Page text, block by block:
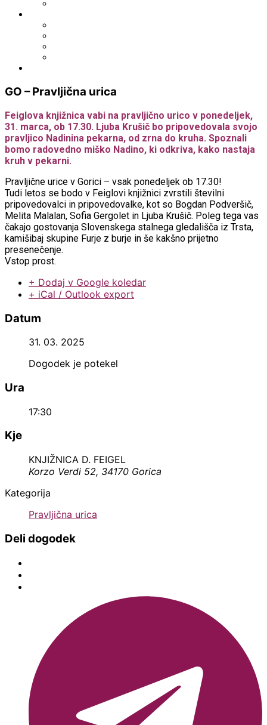
GO – Pravljična urica
Feiglova knjižnica vabi na pravljično urico v ponedeljek,
31. marca, ob 17.30. Ljuba Krušič bo pripovedovala svojo
pravljico Nadinina pekarna, od zrna do kruha. Spoznali
bomo radovedno miško Nadino, ki odkriva, kako nastaja
kruh v pekarni.
Pravljične urice v Gorici – vsak ponedeljek ob 17.30!
Tudi letos se bodo v Feiglovi knjižnici zvrstili številni
pripovedovalci in pripovedovalke, kot so Bogdan Podveršič,
Melita Malalan, Sofia Gergolet in Ljuba Krušič. Poleg tega vas
čakajo gostovanja Slovenskega stalnega gledališča iz Trsta,
kamišibaj skupine Furje z burje in še kakšno prijetno
presenečenje.
Vstop prost.
+ Dodaj v Google koledar
+ iCal / Outlook export
Datum
31. 03. 2025
Dogodek je potekel
Ura
17:30
Kje
KNJIŽNICA D. FEIGEL
Korzo Verdi 52, 34170 Gorica
Kategorija
Pravljična urica
Deli dogodek